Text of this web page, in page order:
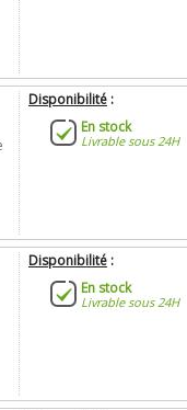
Disponibilité :
En stock
Livrable sous 24H
Disponibilité :
En stock
Livrable sous 24H